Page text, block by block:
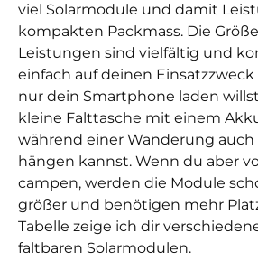
viel Solarmodule und damit
kompakten Packmass. Die
Leistungen sind vielfältig und
einfach auf deinen Einsatzzweck
nur dein Smartphone laden
kleine Falttasche mit einem
während einer Wanderung auch
hängen kannst. Wenn du aber
campen, werden die Module
größer und benötigen mehr
Tabelle zeige ich dir
faltbaren Solarmodulen.